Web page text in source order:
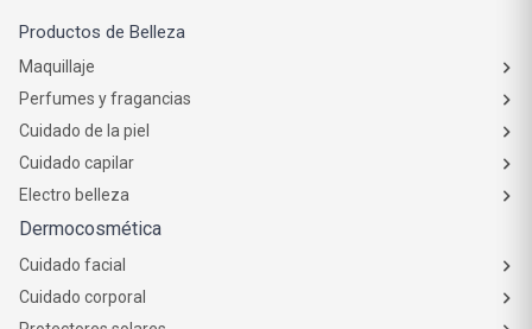
Productos de Belleza
Maquillaje
Perfumes y fragancias
Cuidado de la piel
Cuidado capilar
Electro belleza
Dermocosmética
Cuidado facial
Cuidado corporal